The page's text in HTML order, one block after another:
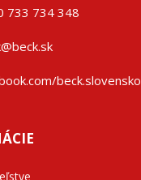
733 734 348
beck.slovensko